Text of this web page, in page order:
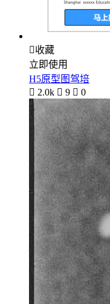
收藏
立即使用
H5原型图驾培
 2.0k  9  0